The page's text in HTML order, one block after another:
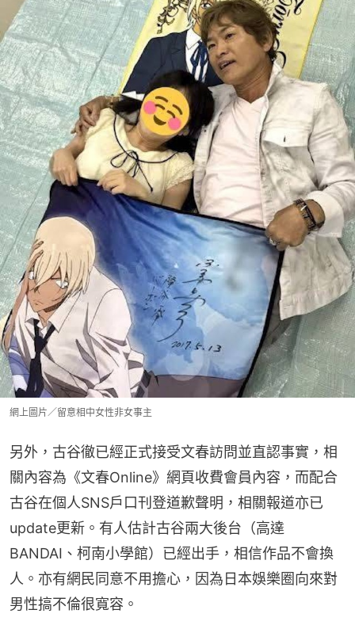
網上圖片／留意相中女性非女事主
另外，古谷徹已經正式接受文春訪問並直認事實，相
關內容為《文春Online》網頁收費會員內容，而配合
古谷在個人SNS戶口刊登道歉聲明，相關報道亦已
update更新。有人估計古谷兩大後台（高達
BANDAI、柯南小學館）已經出手，相信作品不會換
人。亦有網民同意不用擔心，因為日本娛樂圈向來對
男性搞不倫很寬容。